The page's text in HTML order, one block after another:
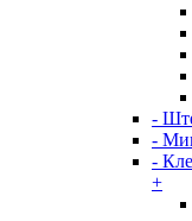
-
-
-
+